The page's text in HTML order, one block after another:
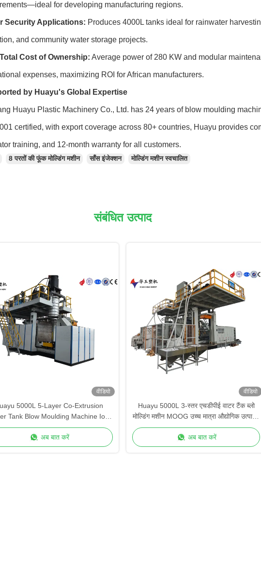
for developing manufacturing regions.
Security Applications: Produces 4000L tanks ideal for rainwater
and community water storage projects.
Cost of Ownership: Average power of 280 KW and modular
expenses, maximizing ROI for African manufacturers.
by Huayu's Global Expertise
Huayu Plastic Machinery Co., Ltd. has 24 years of blow moulding
certified, with export coverage across 80+ countries, Huayu provides
training, and 12-month warranty for all customers.
8 परतों की फूंक मोल्डिंग मशीन साँस इंजेक्शन मोल्डिंग मशीन स्वचालित
संबंधित उत्पाद
वीडियो
5000L 5-Layer Co-Extrusion
Tank Blow Moulding Machine IoT
Control Monitoring Smart
Factory
अब बात करें
वीडियो
Huayu 5000L 3-स्तर एचडीपीई वाटर टैंक ब्लो
मोल्डिंग मशीन MOOG उच्च मात्रा औद्योगिक उत्पादन
के लिए 200-बिंदु नियंत्रण
अब बात करें